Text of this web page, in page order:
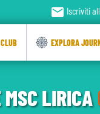
MSC LIRICA
email Iscriviti
EXPLORA